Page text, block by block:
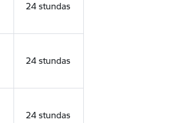
24 stundas
24 stundas
24 stundas